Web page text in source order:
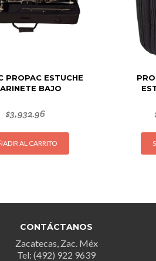
PROPAC ESTUCHE
BAJO
$3,932.96
AL CARRITO
CONTÁCTANOS
Zacatecas, Zac. Méx
Tel: (492) 922 9639